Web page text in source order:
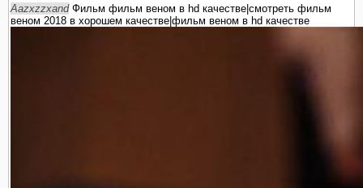
AazxzzxandФильм фильм веном в hd качестве|смотреть фильм
веном 2018 в хорошем качестве|фильм веном в hd качестве